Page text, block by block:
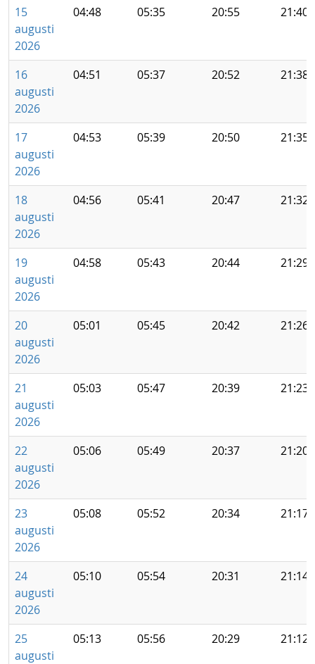
15
augusti
2026
04:48 05:35 20:55 21:40
16
augusti
2026
04:51 05:37 20:52 21:38
17
augusti
2026
04:53 05:39 20:50 21:35
18
augusti
2026
04:56 05:41 20:47 21:32
19
augusti
2026
04:58 05:43 20:44 21:29
20
augusti
2026
05:01 05:45 20:42 21:26
21
augusti
2026
05:03 05:47 20:39 21:23
22
augusti
2026
05:06 05:49 20:37 21:20
23
augusti
2026
05:08 05:52 20:34 21:17
24
augusti
2026
05:10 05:54 20:31 21:14
25
augusti
05:13 05:56 20:29 21:12